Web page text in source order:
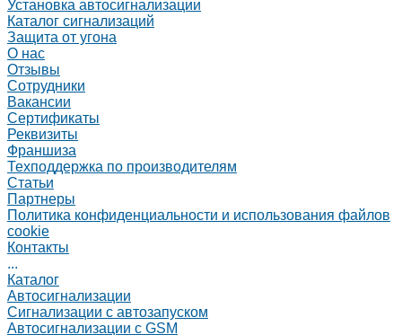
Установка автосигнализации
Каталог сигнализаций
Защита от угона
О нас
Отзывы
Сотрудники
Вакансии
Сертификаты
Реквизиты
Франшиза
Техподдержка по производителям
Статьи
Партнеры
Политика конфиденциальности и использования файлов
cookie
Контакты
...
Каталог
Автосигнализации
Сигнализации с автозапуском
Автосигнализации с GSM